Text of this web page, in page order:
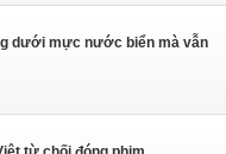
dưới mực nước biển mà vẫn